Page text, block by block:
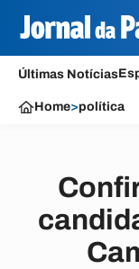
Últimas Notícias
Home>política